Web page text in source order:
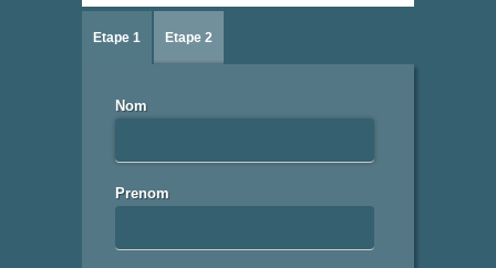
Etape 1 Etape 2
Nom
Prenom